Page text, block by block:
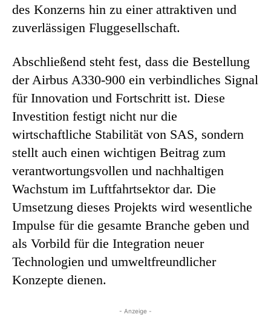
des Konzerns hin zu einer attraktiven und
zuverlässigen Fluggesellschaft.
Abschließend steht fest, dass die Bestellung
der Airbus A330-900 ein verbindliches Signal
für Innovation und Fortschritt ist. Diese
Investition festigt nicht nur die
wirtschaftliche Stabilität von SAS, sondern
stellt auch einen wichtigen Beitrag zum
verantwortungsvollen und nachhaltigen
Wachstum im Luftfahrtsektor dar. Die
Umsetzung dieses Projekts wird wesentliche
Impulse für die gesamte Branche geben und
als Vorbild für die Integration neuer
Technologien und umweltfreundlicher
Konzepte dienen.
- Anzeige -